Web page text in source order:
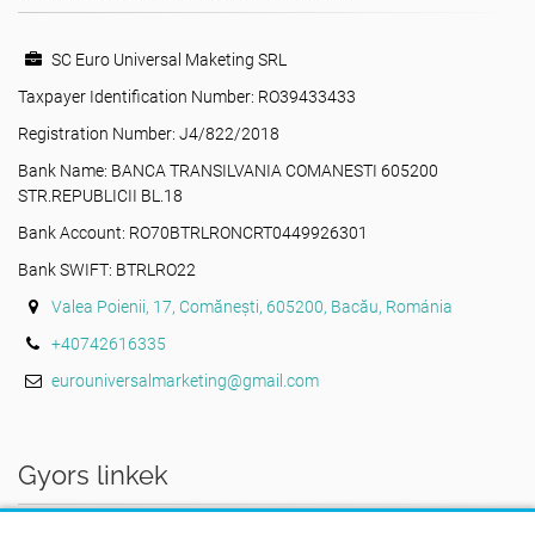
SC Euro Universal Maketing SRL
Taxpayer Identification Number: RO39433433
Registration Number: J4/822/2018
Bank Name: BANCA TRANSILVANIA COMANESTI 605200
STR.REPUBLICII BL.18
Bank Account: RO70BTRLRONCRT0449926301
Bank SWIFT: BTRLRO22
Valea Poienii, 17, Comănești, 605200, Bacău, Románia
+40742616335
eurouniversalmarketing@gmail.com
Gyors linkek